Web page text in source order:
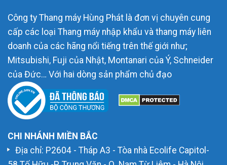
Công ty Thang máy Hùng Phát là đơn vị chuyên cung
cấp các loại Thang máy nhập khẩu và thang máy liên
doanh của các hãng nổi tiếng trên thế giới như;
Mitsubishi, Fuji của Nhật, Montanari của Ý, Schneider
của Đức… Với hai dòng sản phẩm chủ đạo
CHI NHÁNH MIỀN BẮC
Địa chỉ: P2604 - Tháp A3 - Tòa nhà Ecolife Capitol-